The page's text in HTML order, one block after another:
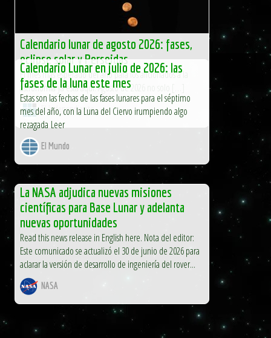
Calendario lunar de agosto 2026: fases,
eclipse solar y Perseidas
El mes más esperado del año para los aficionados a la
astronomía ya está aquí. Agosto de 2026 no solo […]
El Independiente
Calendario Lunar en julio de 2026: las
fases de la luna este mes
Estas son las fechas de las fases lunares para el séptimo
mes del año, con la Luna del Ciervo irumpiendo algo
rezagada Leer
El Mundo
La NASA adjudica nuevas misiones
científicas para Base Lunar y adelanta
nuevas oportunidades
Read this news release in English here. Nota del editor:
Este comunicado se actualizó el 30 de junio de 2026 para
aclarar la versión de desarrollo de ingeniería del rover...
NASA